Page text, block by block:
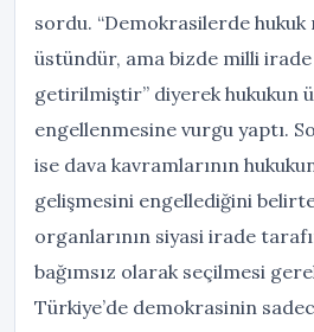
sordu. “Demokrasilerde
üstündür, ama bizde milli
getirilmiştir” diyerek hukukun
engellenmesine vurgu yaptı.
ise dava kavramlarının
gelişmesini engellediğini
organlarının siyasi irade
bağımsız olarak seçilmesi
Türkiye’de demokrasinin